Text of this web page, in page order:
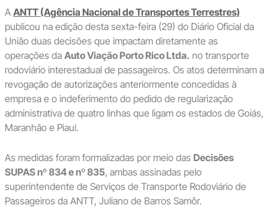
A ANTT (Agência Nacional de Transportes Terrestres)
publicou na edição desta sexta-feira (29) do Diário Oficial da
União duas decisões que impactam diretamente as
operações da Auto Viação Porto Rico Ltda. no transporte
rodoviário interestadual de passageiros. Os atos determinam a
revogação de autorizações anteriormente concedidas à
empresa e o indeferimento do pedido de regularização
administrativa de quatro linhas que ligam os estados de Goiás,
Maranhão e Piauí.
As medidas foram formalizadas por meio das Decisões
SUPAS nº 834 e nº 835, ambas assinadas pelo
superintendente de Serviços de Transporte Rodoviário de
Passageiros da ANTT, Juliano de Barros Samôr.